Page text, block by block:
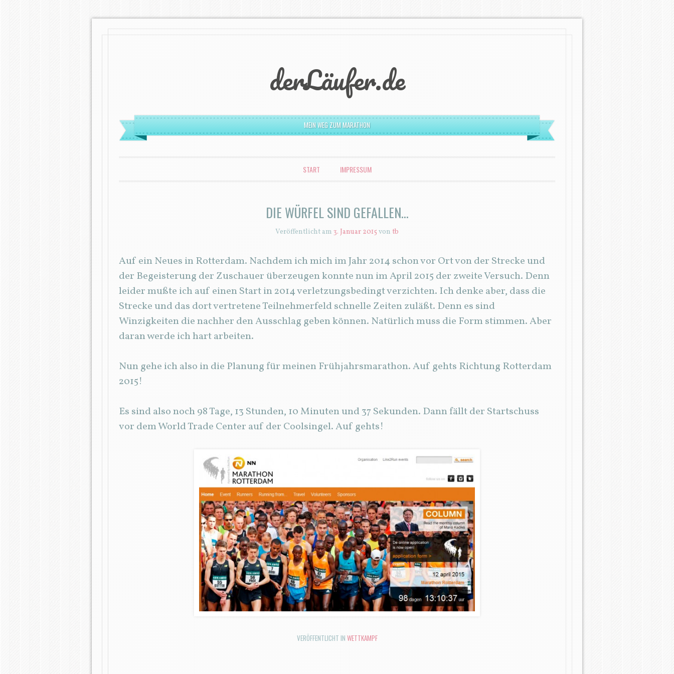
derLäufer.de
MEIN WEG ZUM MARATHON
START IMPRESSUM
DIE WÜRFEL SIND GEFALLEN…
Veröffentlicht am 3. Januar 2015 von tb
Auf ein Neues in Rotterdam. Nachdem ich mich im Jahr 2014 schon vor Ort von der Strecke und
der Begeisterung der Zuschauer überzeugen konnte nun im April 2015 der zweite Versuch. Denn
leider mußte ich auf einen Start in 2014 verletzungsbedingt verzichten. Ich denke aber, dass die
Strecke und das dort vertretene Teilnehmerfeld schnelle Zeiten zuläßt. Denn es sind
Winzigkeiten die nachher den Ausschlag geben können. Natürlich muss die Form stimmen. Aber
daran werde ich hart arbeiten.
Nun gehe ich also in die Planung für meinen Frühjahrsmarathon. Auf gehts Richtung Rotterdam
2015!
Es sind also noch 98 Tage, 13 Stunden, 10 Minuten und 37 Sekunden. Dann fällt der Startschuss
vor dem World Trade Center auf der Coolsingel. Auf gehts!
VERÖFFENTLICHT IN WETTKAMPF